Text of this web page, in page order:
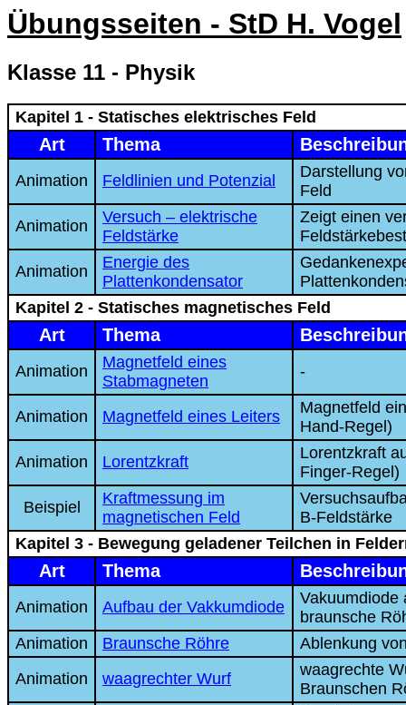
Übungsseiten - StD H. Vogel
Klasse 11 - Physik
Kapitel 1 - Statisches elektrisches Feld
Art Thema
Animation Feldlinien und Potenzial
Darstellung
Feld
Animation
Versuch – elektrische
Feldstärke
Zeigt einen
Animation
Energie des
Plattenkondensator
Kapitel 2 - Statisches magnetisches Feld
Art Thema
Animation
Magnetfeld eines
Stabmagneten
-
Animation Magnetfeld eines Leiters
Magnetfeld
Hand-Regel)
Animation
Lorentzkraft
Lorentzkraft
Finger-Regel)
Beispiel
Kraftmessung im
magnetischen Feld
B-Feldstärke
Kapitel 3 - Bewegung geladener Teilchen in
Art Thema
Animation Aufbau der Vakkumdiode
Vakuumdiode
braunsche
Animation
Braunsche Röhre
Ablenkung
Animation
waagrechter Wurf
waagrechte
Braunschen